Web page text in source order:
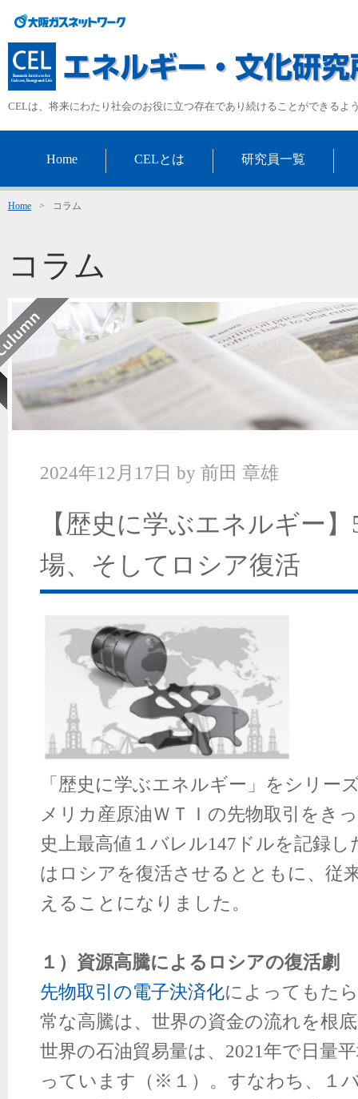
CELは、将来にわたり社会のお役に立つ存在であり続けることができるよ
Home CELとは 研究員一覧
Home > コラム
コラム
2024年12月17日 by 前田 章雄
【歴史に学ぶエネルギー
場、そしてロシア復活
「歴史に学ぶエネルギー」をシリー
メリカ産原油ＷＴＩの先物取引をき
史上最高値１バレル147ドルを記録し
はロシアを復活させるとともに、従
えることになりました。
１）資源高騰によるロシアの復活劇
先物取引の電子決済化によってもた
常な高騰は、世界の資金の流れを根
世界の石油貿易量は、2021年で日量
っています（※１）。すなわち、１